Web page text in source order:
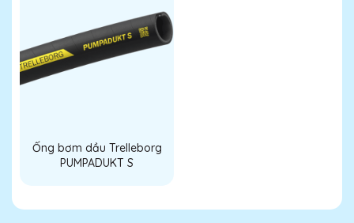
Ống bơm dầu Trelleborg
PUMPADUKT S